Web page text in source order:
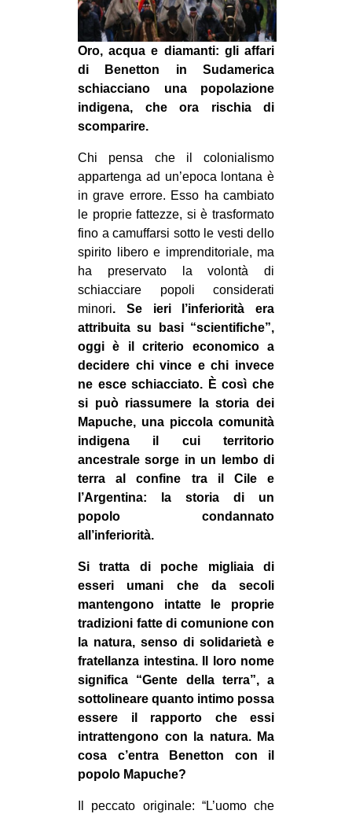
MOBILITAZIONI
SPAZI
SPORT POPOLARE
MOVIMENTI
AMBIENTE
ANTIFASCISMO
DIRITTO ALL’ABITARE
GENERI
MIGRAZIONI
PRECARIATO
REPRESSIONE
CULTURE
ARTE
CINEMA
MANIFESTI
MUSICA
RECENSIONI
INTERNAZIONALE
AMERICHE
ESTREMO ORIENTE
EUROPA
MEDIO ORIENTE
MONDO
EVENTI
in
Fb
Oro, acqua e diamanti: gli affari
di Benetton in Sudamerica
schiacciano una popolazione
indigena, che ora rischia di
scomparire.
Chi pensa che il colonialismo
appartenga ad un’epoca lontana è
in grave errore. Esso ha cambiato
le proprie fattezze, si è trasformato
fino a camuffarsi sotto le vesti dello
spirito libero e imprenditoriale, ma
ha preservato la volontà di
schiacciare popoli considerati
minori. Se ieri l’inferiorità era
attribuita su basi “scientifiche”,
oggi è il criterio economico a
decidere chi vince e chi invece
ne esce schiacciato. È così che
si può riassumere la storia dei
Mapuche, una piccola comunità
indigena il cui territorio
ancestrale sorge in un lembo di
terra al confine tra il Cile e
l’Argentina: la storia di un
popolo condannato
all’inferiorità.
Si tratta di poche migliaia di
esseri umani che da secoli
mantengono intatte le proprie
tradizioni fatte di comunione con
la natura, senso di solidarietà e
fratellanza intestina. Il loro nome
significa “Gente della terra”, a
sottolineare quanto intimo possa
essere il rapporto che essi
intrattengono con la natura. Ma
cosa c’entra Benetton con il
popolo Mapuche?
Il peccato originale: “L’uomo che